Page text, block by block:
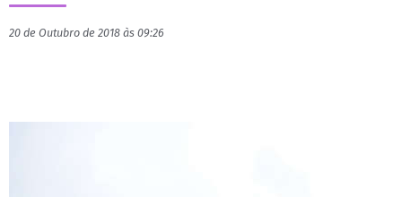
20 de Outubro de 2018 às 09:26